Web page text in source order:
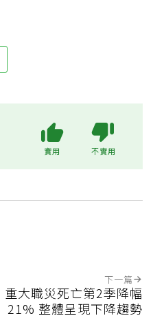
實用 不實用
下一篇
重大職災死亡第2季降幅
21% 整體呈現下降趨勢